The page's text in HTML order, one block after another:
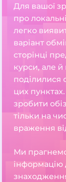
Для вашої
про
легко
варіант
сторінці
курси, але й
поділилися
цих
зробити
тільки на
враження
Ми
інформацію